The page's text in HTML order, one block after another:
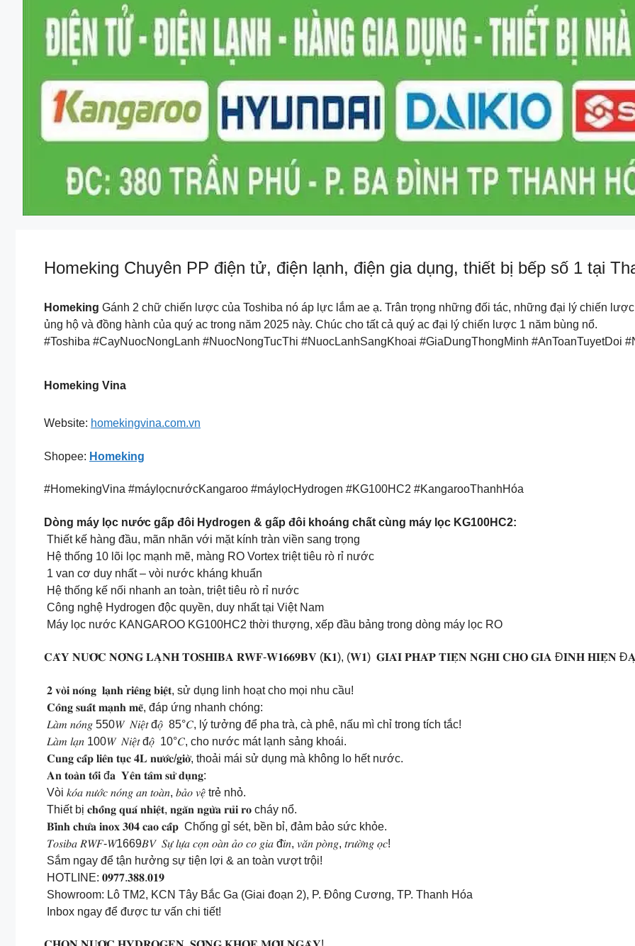
Homeking Chuyên PP điện tử, điện lạnh, điện gia dụng, thiết bị bếp số 1 tại
Homeking Gánh 2 chữ chiến lược của Toshiba nó áp lực lắm ae ạ. Trân trọng những đối tác, những đại lý chiến
ủng hộ và đồng hành của quý ac trong năm 2025 này. Chúc cho tất cả quý ac đại lý chiến lược 1 năm bùng nổ.
#Toshiba #CayNuocNongLanh #NuocNongTucThi #NuocLanhSangKhoai #GiaDungThongMinh #AnToanTuyetDoi
Homeking Vina
Website: homekingvina.com.vn
Shopee: Homeking
#HomekingVina #máylọcnướcKangaroo #máylọcHydrogen #KG100HC2 #KangarooThanhHóa
Dòng máy lọc nước gấp đôi Hydrogen & gấp đôi khoáng chất cùng máy lọc KG100HC2:
Thiết kế hàng đầu, mãn nhãn với mặt kính tràn viền sang trọng
Hệ thống 10 lõi lọc mạnh mẽ, màng RO Vortex triệt tiêu rò rỉ nước
1 van cơ duy nhất – vòi nước kháng khuẩn
Hệ thống kế nối nhanh an toàn, triệt tiêu rò rỉ nước
Công nghệ Hydrogen độc quyền, duy nhất tại Việt Nam
Máy lọc nước KANGAROO KG100HC2 thời thượng, xếp đầu bảng trong dòng máy lọc RO
𝐂𝐀̂𝐘 𝐍𝐔̛𝐎̛́𝐂 𝐍𝐎́𝐍𝐆 𝐋𝐀̣𝐍𝐇 𝐓𝐎𝐒𝐇𝐈𝐁𝐀 𝐑𝐖𝐅-𝐖𝟏𝟔𝟔𝟗𝐁𝐕 (𝐊𝟏), (𝐖𝟏) 𝐆𝐈𝐀̉𝐈 𝐏𝐇𝐀́𝐏 𝐓𝐈𝐄̣̂𝐍 𝐍𝐆𝐇𝐈 𝐂𝐇𝐎 𝐆𝐈𝐀 Đ𝐈̀𝐍𝐇 𝐇𝐈𝐄̣̂𝐍
𝟐 𝐯𝐨̀𝐢 𝐧𝐨́𝐧𝐠 𝐥𝐚̣𝐧𝐡 𝐫𝐢𝐞̂𝐧𝐠 𝐛𝐢𝐞̣̂𝐭, sử dụng linh hoạt cho mọi nhu cầu!
𝐂𝐨̂𝐧𝐠 𝐬𝐮𝐚̂́𝐭 𝐦𝐚̣𝐧𝐡 𝐦𝐞̃, đáp ứng nhanh chóng:
𝐿𝑎̀𝑚 𝑛𝑜́𝑛𝑔 550𝑊 𝑁𝑖𝑒̣̂𝑡 đ𝑜̣̂ 85°𝐶, lý tưởng để pha trà, cà phê, nấu mì chỉ trong tích tắc!
𝐿𝑎̀𝑚 𝑙𝑎̣𝑛 100𝑊 𝑁𝑖𝑒̣̂𝑡 đ𝑜̣̂ 10°𝐶, cho nước mát lạnh sảng khoái.
𝐂𝐮𝐧𝐠 𝐜𝐚̂́𝐩 𝐥𝐢𝐞̂𝐧 𝐭𝐮̣𝐜 𝟒𝐋 𝐧𝐮̛𝐨̛́𝐜/𝐠𝐢𝐨̛̀, thoải mái sử dụng mà không lo hết nước.
𝐀𝐧 𝐭𝐨𝐚̀𝐧 𝐭𝐨̂́𝐢 đ𝐚 𝐘𝐞̂𝐧 𝐭𝐚̂𝐦 𝐬𝐮̛̉ 𝐝𝐮̣𝐧𝐠:
Vòi 𝑘𝑜́𝑎 𝑛𝑢̛𝑜̛́𝑐 𝑛𝑜́𝑛𝑔 𝑎𝑛 𝑡𝑜𝑎̀𝑛, 𝑏𝑎̉𝑜 𝑣𝑒̣̂ trẻ nhỏ.
Thiết bị 𝐜𝐡𝐨̂́𝐧𝐠 𝐪𝐮𝐚́ 𝐧𝐡𝐢𝐞̣̂𝐭, 𝐧𝐠𝐚̆𝐧 𝐧𝐠𝐮̛̀𝐚 𝐫𝐮̉𝐢 𝐫𝐨 cháy nổ.
𝐁𝐢̀𝐧𝐡 𝐜𝐡𝐮̛́𝐚 𝐢𝐧𝐨𝐱 𝟑𝟎𝟒 𝐜𝐚𝐨 𝐜𝐚̂́𝐩 Chống gỉ sét, bền bỉ, đảm bảo sức khỏe.
𝑇𝑜𝑠𝑖𝑏𝑎 𝑅𝑊𝐹-𝑊1669𝐵𝑉 𝑆𝑢̛̣ 𝑙𝑢̛̣𝑎 𝑐𝑜̣𝑛 𝑜𝑎̀𝑛 𝑎̉𝑜 𝑐𝑜 𝑔𝑖𝑎 đ𝑖̀𝑛, 𝑣𝑎̆𝑛 𝑝𝑜̀𝑛𝑔, 𝑡𝑟𝑢̛𝑜̛̀𝑛𝑔 𝑜̣𝑐!
Sắm ngay để tận hưởng sự tiện lợi & an toàn vượt trội!
HOTLINE: 𝟎𝟗𝟕𝟕.𝟑𝟖𝟖.𝟎𝟏𝟗
Showroom: Lô TM2, KCN Tây Bắc Ga (Giai đoạn 2), P. Đông Cương, TP. Thanh Hóa
Inbox ngay để được tư vấn chi tiết!